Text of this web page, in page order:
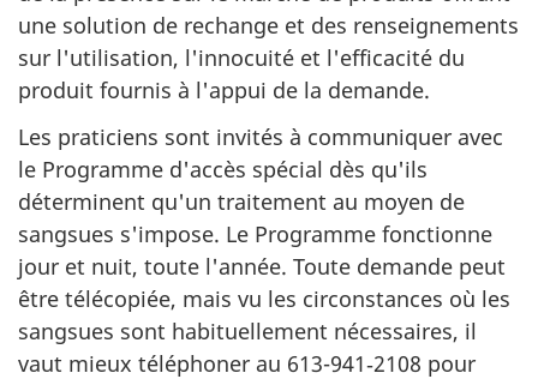
une solution de rechange et des renseignements
sur l'utilisation, l'innocuité et l'efficacité du
produit fournis à l'appui de la demande.
Les praticiens sont invités à communiquer avec
le Programme d'accès spécial dès qu'ils
déterminent qu'un traitement au moyen de
sangsues s'impose. Le Programme fonctionne
jour et nuit, toute l'année. Toute demande peut
être télécopiée, mais vu les circonstances où les
sangsues sont habituellement nécessaires, il
vaut mieux téléphoner au 613-941‑2108 pour